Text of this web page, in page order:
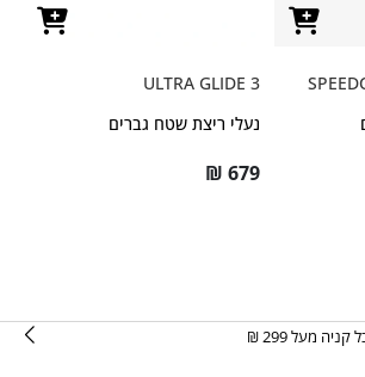
ULTRA GLIDE 3
נעלי ריצת שטח גברים
₪ 679
מעל 299 ₪